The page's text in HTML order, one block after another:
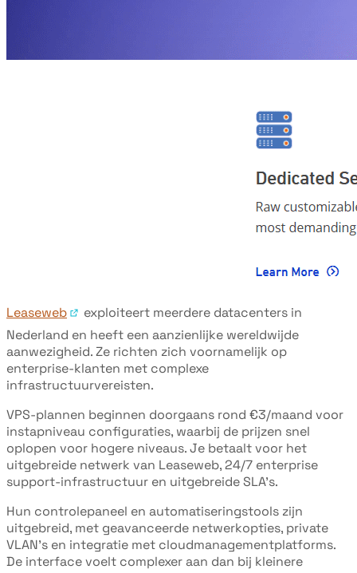
Leaseweb
exploiteert meerdere datacenters in
Nederland en heeft een aanzienlijke wereldwijde
aanwezigheid. Ze richten zich voornamelijk op
enterprise-klanten met complexe
infrastructuurvereisten.
VPS-plannen beginnen doorgaans rond €3/maand voor
instapniveau configuraties, waarbij de prijzen snel
oplopen voor hogere niveaus. Je betaalt voor het
uitgebreide netwerk van Leaseweb, 24/7 enterprise
support-infrastructuur en uitgebreide SLA's.
Hun controlepaneel en automatiseringstools zijn
uitgebreid, met geavanceerde netwerkopties, private
VLAN's en integratie met cloudmanagementplatforms.
De interface voelt complexer aan dan bij kleinere